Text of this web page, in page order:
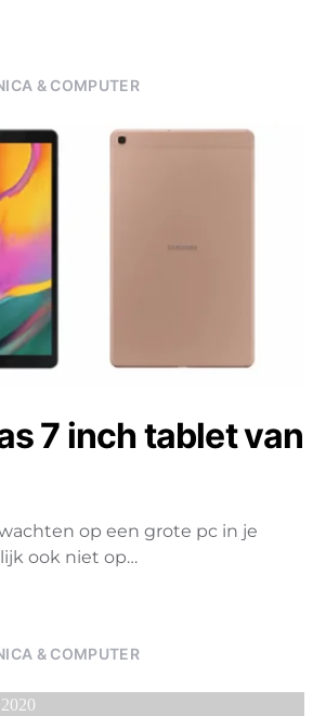
& COMPUTER
7 inch tablet van
op een grote pc in je
ook niet op…
& COMPUTER